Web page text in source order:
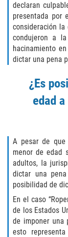
declaran
presentada por
consideración
condujeron a
hacinamiento
dictar una pena
¿Es
edad
A pesar de que
menor de edad
adultos, la
dictar una
posibilidad de
En el caso
de los Estados
de imponer una
esto